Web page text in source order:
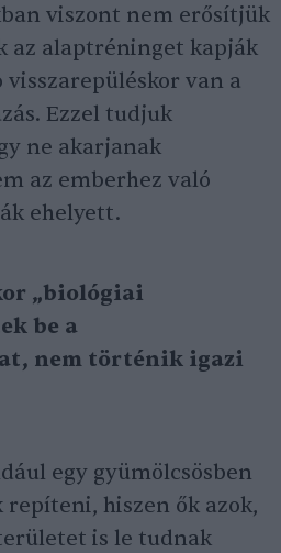
viszont nem erősítjük
az alaptréninget kapják
visszarepüléskor van a
Ezzel tudjuk
ne akarjanak
az emberhez való
ehelyett.
„biológiai
be a
nem történik igazi
egy gyümölcsösben
hiszen ők azok,
is le tudnak